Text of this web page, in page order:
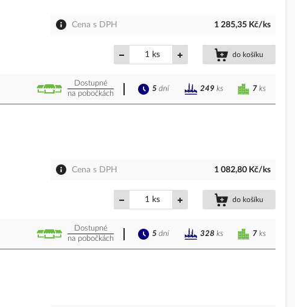
Cena s DPH 1 285,35 Kč/ks
ks do košíku
Dostupné
na pobočkách
7 ks
5 dní 249 ks
Cena s DPH 1 082,80 Kč/ks
ks do košíku
Dostupné
na pobočkách
7 ks
5 dní 328 ks